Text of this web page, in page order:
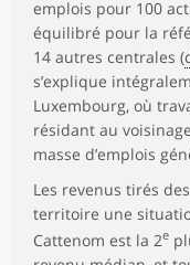
emplois pour 100
équilibré pour la
14 autres centrales (
s’explique
Luxembourg, où
résidant au
masse d’emplois
Les revenus tirés
territoire une
Cattenom est la 2e